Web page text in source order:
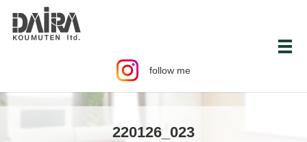
follow me
メ
220126_023